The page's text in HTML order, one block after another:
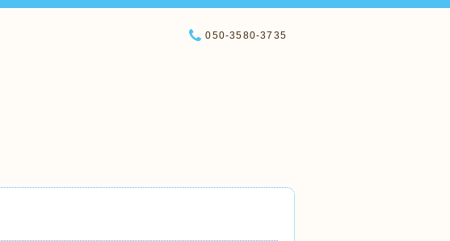
050-3580-3735